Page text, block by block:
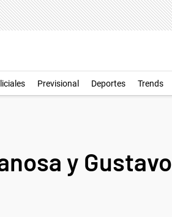
Previsional Deportes Trends
y Gustavo